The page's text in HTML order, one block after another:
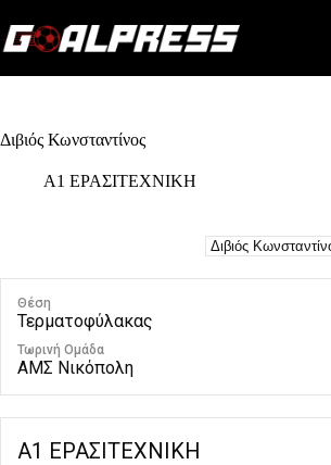
to
content
Διβιός Κωνσταντίνος
Α1 ΕΡΑΣΙΤΕΧΝΙΚΗ
Θέση
Τερματοφύλακας
Τωρινή Ομάδα
ΑΜΣ Νικόπολη
Α1 ΕΡΑΣΙΤΕΧΝΙΚΗ